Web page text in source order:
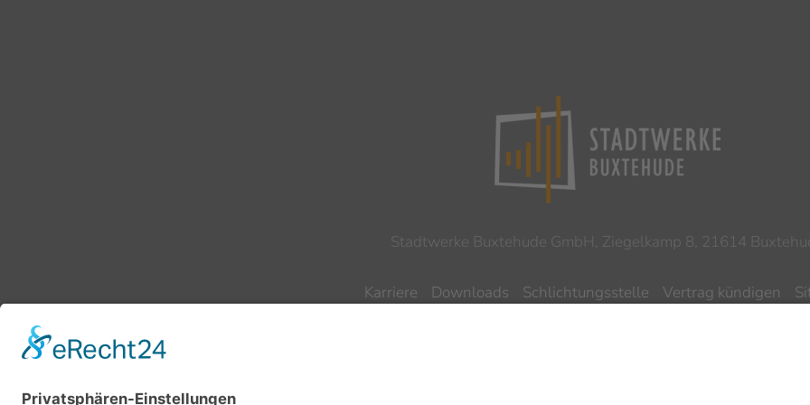
Stadtwerke Buxtehude GmbH, Ziegelkamp 8, 21614
Karriere Downloads Schlichtungsstelle Vertrag kündigen